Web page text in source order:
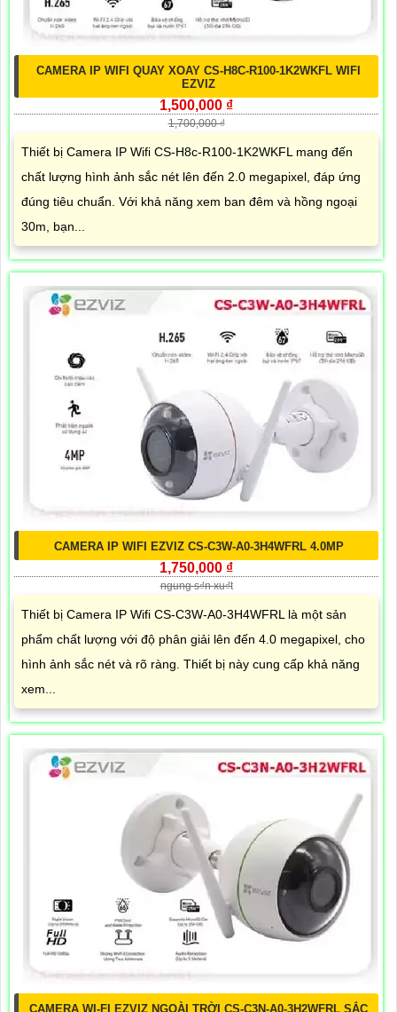
CAMERA IP WIFI QUAY XOAY CS-H8C-R100-1K2WKFL WIFI
EZVIZ
1,500,000 ₫
1,700,000 ₫
Thiết bị Camera IP Wifi CS-H8c-R100-1K2WKFL mang đến
chất lượng hình ảnh sắc nét lên đến 2.0 megapixel, đáp ứng
đúng tiêu chuẩn. Với khả năng xem ban đêm và hồng ngoại
30m, bạn...
CAMERA IP WIFI EZVIZ CS-C3W-A0-3H4WFRL 4.0MP
1,750,000 ₫
ngung s₫n xu₫t
Thiết bị Camera IP Wifi CS-C3W-A0-3H4WFRL là một sản
phẩm chất lượng với độ phân giải lên đến 4.0 megapixel, cho
hình ảnh sắc nét và rõ ràng. Thiết bị này cung cấp khả năng
xem...
CAMERA WI-FI EZVIZ NGOÀI TRỜI CS-C3N-A0-3H2WFRL SẮC